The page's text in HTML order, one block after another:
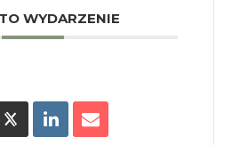
WYDARZENIE